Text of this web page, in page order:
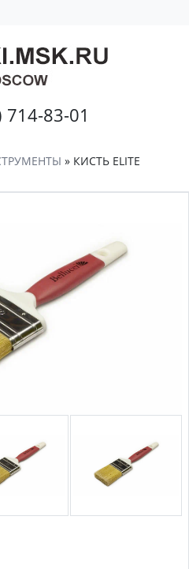
714-83-01
» КИСТЬ ELITE